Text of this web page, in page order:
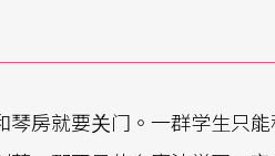
房就要关门。一群学生只